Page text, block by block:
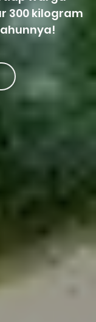
300 kilogram